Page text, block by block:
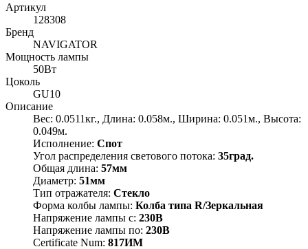
Артикул
128308
Бренд
NAVIGATOR
Мощность лампы
50Вт
Цоколь
GU10
Описание
Вес: 0.0511кг., Длина: 0.058м., Ширина: 0.051м., Высота:
0.049м.
Исполнение: Спот
Угол распределения светового потока: 35град.
Общая длина: 57мм
Диаметр: 51мм
Тип отражателя: Стекло
Форма колбы лампы: Колба типа R/Зеркальная
Напряжение лампы с: 230В
Напряжение лампы по: 230В
Certificate Num: 817ИМ